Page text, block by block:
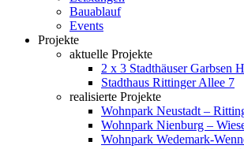
Bauablauf
Events
Projekte
aktuelle Projekte
2 x 3 Stadthäuser Garbsen
Stadthaus Rittinger Allee 7
realisierte Projekte
Wohnpark Neustadt –
Wohnpark Nienburg –
Wohnpark Wedemark-